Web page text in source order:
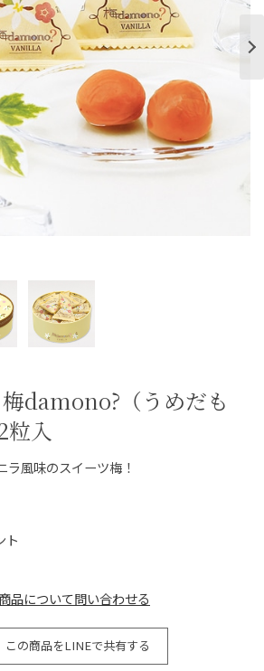
ご案内
へ ご利用ガイド
て ギフトサービス
12-2486
時間】8:30～17:30
わせフォームはこちら
梅damono?（うめだも
粒入
ラ風味のスイーツ梅！
ト
品について問い合わせる
この商品をLINEで共有する